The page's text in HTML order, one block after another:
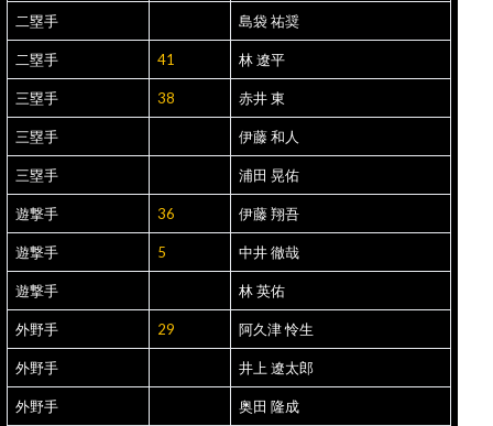
二塁手 島袋 祐奨
二塁手 41 林 遼平
三塁手 38 赤井 東
三塁手 伊藤 和人
三塁手 浦田 晃佑
遊撃手 36 伊藤 翔吾
遊撃手 5 中井 徹哉
遊撃手 林 英佑
外野手 29 阿久津 怜生
外野手 井上 遼太郎
外野手 奥田 隆成